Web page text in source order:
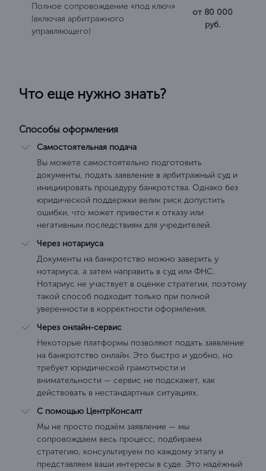
Полное сопровождение «под ключ»
(включая арбитражного
управляющего)
от 80 000
руб.
Что еще нужно знать?
Способы оформления
Самостоятельная подача
Вы можете самостоятельно подготовить
документы, подать заявление в арбитражный суд и
инициировать процедуру банкротства. Однако без
юридической поддержки велик риск допустить
ошибки, что может привести к отказу или
негативным последствиям для учредителей.
Через нотариуса
Документы на банкротство можно заверить у
нотариуса, а затем направить в суд или ФНС.
Нотариус не участвует в оценке стратегии, поэтому
такой способ подходит только при полной
уверенности в корректности оформления.
Через онлайн-сервис
Некоторые платформы позволяют подать заявление
на банкротство онлайн. Это быстро и удобно, но
требует юридической грамотности и
внимательности — сервис не подскажет, как
действовать в нестандартных ситуациях.
С помощью ЦентрКонсалт
Мы не просто подаём заявление — мы
сопровождаем весь процесс, подбираем
стратегию, консультируем по каждому этапу и
представляем ваши интересы в суде. Это надёжный